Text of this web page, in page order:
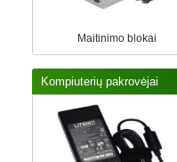
Maitinimo blokai
Kompiuterių pakrovėjai